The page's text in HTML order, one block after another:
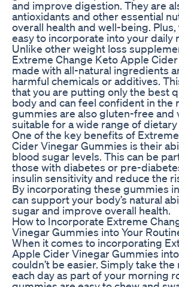
and improve digestion. They are
antioxidants and other essential
overall health and well-being.
easy to incorporate into your daily
Unlike other weight loss
Extreme Change Keto Apple
made with all-natural ingredients
harmful chemicals or additives.
that you are putting only the best
body and can feel confident in the
gummies are also gluten-free and
suitable for a wide range of
One of the key benefits of
Cider Vinegar Gummies is their
blood sugar levels. This can be
those with diabetes or pre-
insulin sensitivity and reduce the
By incorporating these gummies
can support your body’s natural
sugar and improve overall health.
How to Incorporate Extreme
Vinegar Gummies into Your
When it comes to incorporating
Apple Cider Vinegar Gummies
couldn’t be easier. Simply take
each day as part of your morning